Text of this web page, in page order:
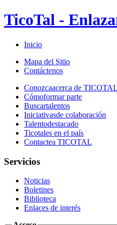
TicoTal -
Inicio
Mapa del Sitio
Contáctenos
Conozcaacerca de TICOTAL
Cómoformar parte
Buscartalentos
Iniciativasde colaboración
Talentodestacado
Ticotales en el país
Contactea TICOTAL
Servicios
Noticias
Boletines
Biblioteca
Enlaces de interés